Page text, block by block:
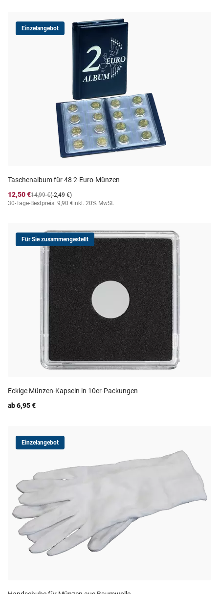
Einzelangebot
Taschenalbum für 48 2-Euro-Münzen
12,50 €
(-2,49 €)
14,99 €
30-Tage-Bestpreis: 9,90 €inkl. 20% MwSt.
Für Sie zusammengestellt
Eckige Münzen-Kapseln in 10er-Packungen
ab 6,95 €
Einzelangebot